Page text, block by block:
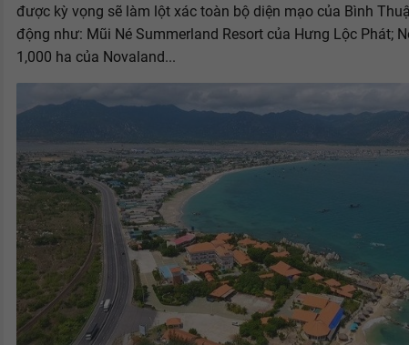
được kỳ vọng sẽ làm lột xác toàn bộ diện mạo của Bình
động như: Mũi Né Summerland Resort của Hưng Lộc Phát;
1,000 ha của Novaland...